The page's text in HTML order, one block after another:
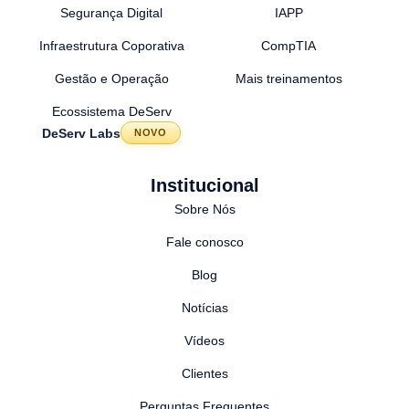
Segurança Digital
Infraestrutura Coporativa
Gestão e Operação
Ecossistema DeServ
DeServ Labs
NOVO
IAPP
CompTIA
Mais treinamentos
Institucional
Sobre Nós
Fale conosco
Blog
Notícias
Vídeos
Clientes
Perguntas Frequentes